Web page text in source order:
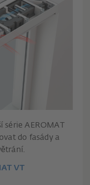
AEROMAT
do fasády a
VT